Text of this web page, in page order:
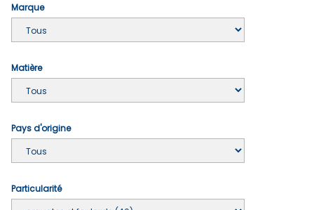
Marque
Matière
Pays d'origine
Particularité